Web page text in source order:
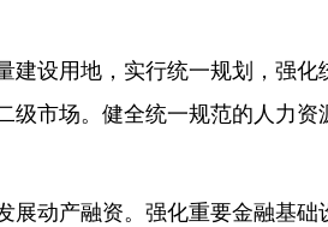
建设用地，实行统一规划，强
市场。健全统一规范的人力
展动产融资。强化重要金融基